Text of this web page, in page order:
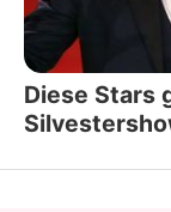
Diese Stars